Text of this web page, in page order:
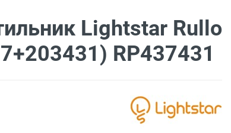
Lightstar Rullo
RP437431